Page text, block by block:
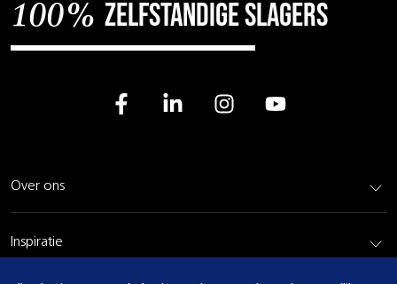
100% zelfstandige slagers
Over ons
Inspiratie